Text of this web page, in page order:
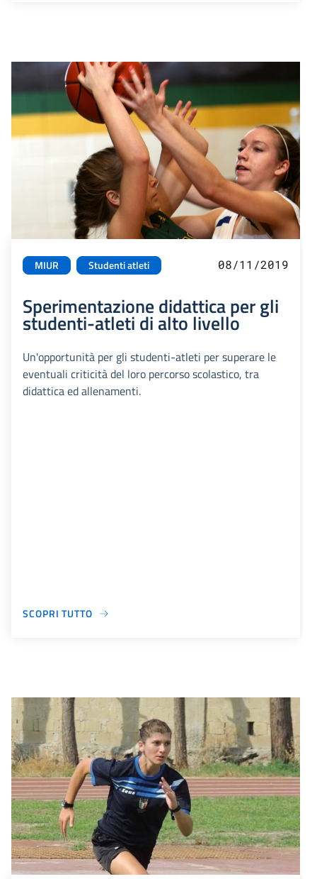
MIUR Studenti atleti 08/11/2019
Sperimentazione didattica per gli
studenti-atleti di alto livello
Un'opportunità per gli studenti-atleti per superare le
eventuali criticità del loro percorso scolastico, tra
didattica ed allenamenti.
SCOPRI TUTTO